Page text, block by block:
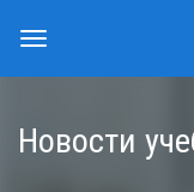
Новости